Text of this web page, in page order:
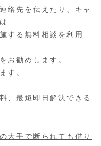
絡先を伝えたり、キャ
する無料相談を利用
お勧めします。
す。
、最短即日解決できる
大手で断られても借り